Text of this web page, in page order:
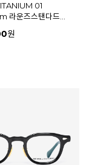
01
라운즈스탠다드
원